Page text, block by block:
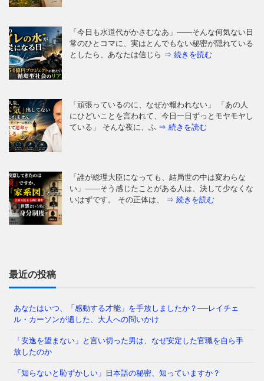
「今日も水道代がかさむなあ」——そんな何気ない日
常のひとコマに、実はとんでもない秘密が隠れている
としたら、あなたは信じら ⇒ 続きを読む
「頑張っているのに、なぜか報われない」 「あの人
にひどいことを言われて、今日一日ずっとモヤモヤし
ている」 そんな夜に、ふ ⇒ 続きを読む
「誰が総理大臣になっても、結局世の中は変わらな
い」——そう感じたことがある人は、決して少なくな
いはずです。 その正体は、 ⇒ 続きを読む
1969年、サンフランシスコ海軍通信局。トップシーク
ラスカ沖から届いた一
⇒ 続きを読む
最近の投稿
あなたはいつ、「感動する才能」を手放しましたか？──レイチェ
ル・カーソンが遺した、大人への問いかけ
「安逸を望まない」と言い切った男は、なぜ安定した官職を自ら手
放したのか
「知らないと恥ずかしい」日本語の秘密、知っていますか？